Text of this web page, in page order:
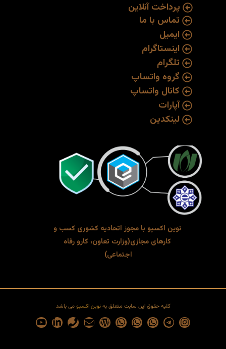
پرداخت آنلاین
تماس با ما
ایمیل
اینستاگرام
تلگرام
گروه واتساپ
کانال واتساپ
آپارات
لینکدین
نوین اکسپو با مجوز اتحادیه کشوری کسب و
کارهای مجازی(وزارت تعاون، کارو رفاه
اجتماعی)
کلیه حقوق این سایت متعلق بهنوین اکسپومی باشد